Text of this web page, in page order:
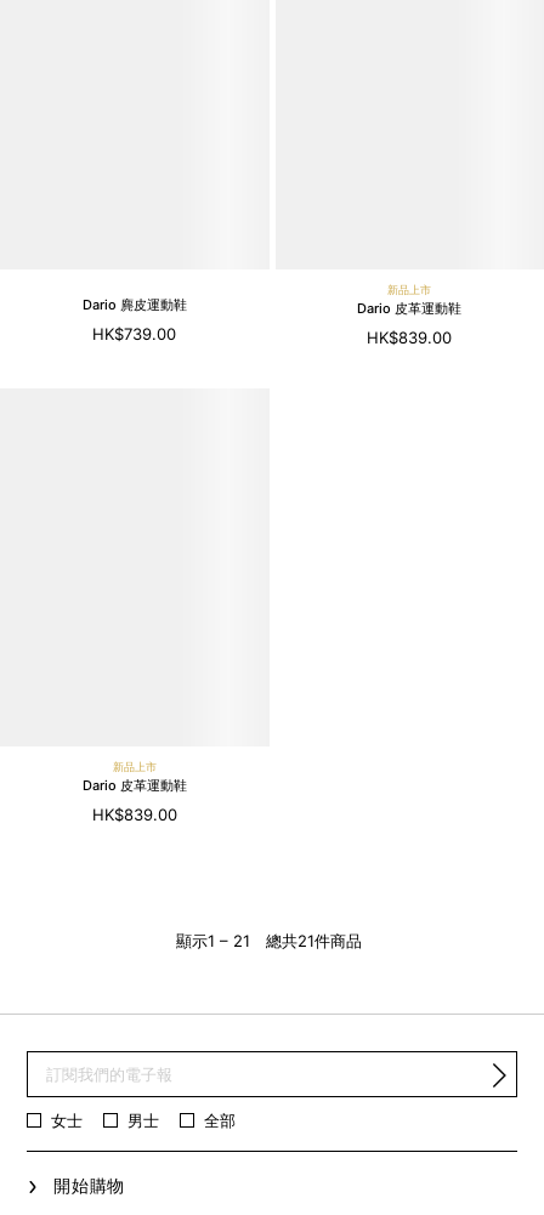
Dario 麂皮運動鞋
HK$739.00
新品上市
Dario 皮革運動鞋
HK$839.00
新品上市
Dario 皮革運動鞋
HK$839.00
顯示1 – 21 總共21件商品
女士 男士 全部
開始購物